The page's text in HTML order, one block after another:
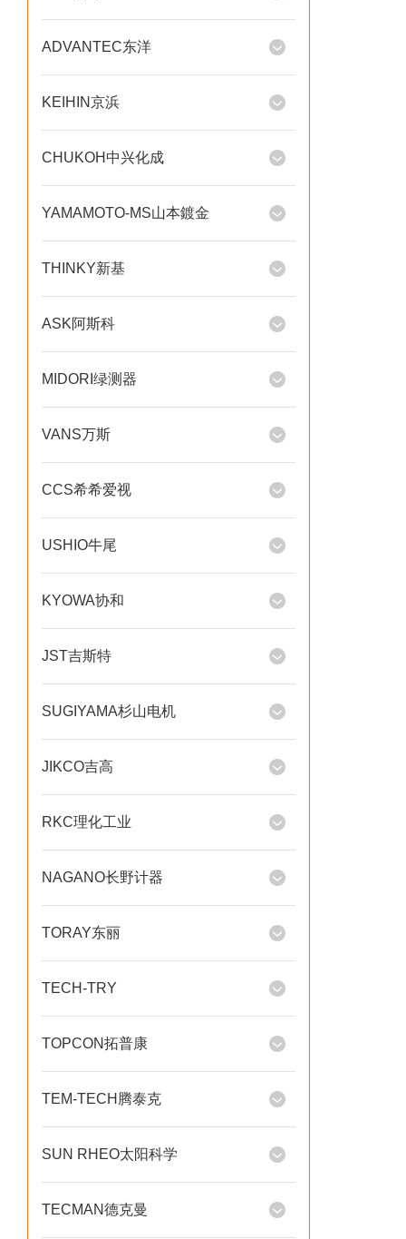
ADVANTEC东洋
KEIHIN京浜
CHUKOH中兴化成
YAMAMOTO-MS山本鍍金
THINKY新基
ASK阿斯科
MIDORI绿测器
VANS万斯
CCS希希爱视
USHIO牛尾
KYOWA协和
JST吉斯特
SUGIYAMA杉山电机
JIKCO吉高
RKC理化工业
NAGANO长野计器
TORAY东丽
TECH-TRY
TOPCON拓普康
TEM-TECH腾泰克
SUN RHEO太阳科学
TECMAN德克曼